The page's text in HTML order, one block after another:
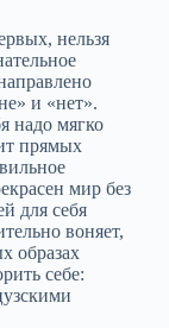
нельзя
и «нет».
надо мягко
прямых
мир без
для себя
воняет,
образах
себе: